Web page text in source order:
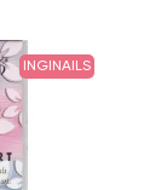
INGINAILS